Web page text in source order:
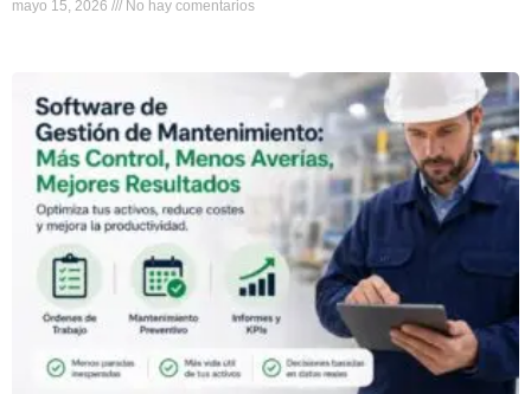
mayo 15, 2026 No hay comentarios